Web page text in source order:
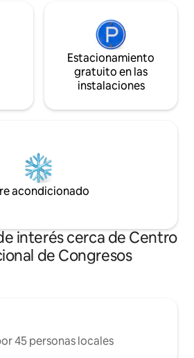
Estacionamiento
gratuito en las
instalaciones
acondicionado
interés cerca de Centro
de Congresos
45 personas locales